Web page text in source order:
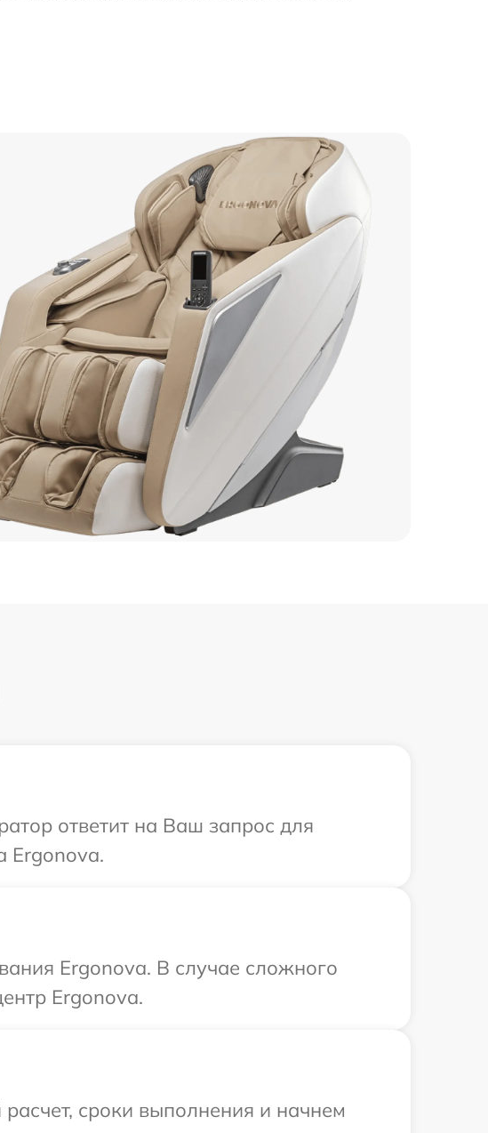
ответит на Ваш запрос для
Ergonova.
Ergonova. В случае сложного
Ergonova.
сроки выполнения и начнем